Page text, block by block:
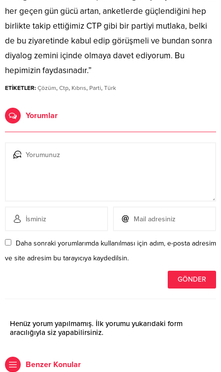
her geçen gün gücü artan, anketlerde güçlendiğini hep
birlikte takip ettiğimiz CTP gibi bir partiyi mutlaka, belki
de bu ziyaretinde kabul edip görüşmeli ve bundan sonra
diyalog zemini içinde olmaya davet ediyorum. Bu
hepimizin faydasınadır.”
ETİKETLER: Çözüm, Ctp, Kıbrıs, Parti, Türk
Yorumlar
Daha sonraki yorumlarımda kullanılması için adım, e-posta adresim
ve site adresim bu tarayıcıya kaydedilsin.
Henüz yorum yapılmamış. İlk yorumu yukarıdaki form
aracılığıyla siz yapabilirsiniz.
Benzer Konular